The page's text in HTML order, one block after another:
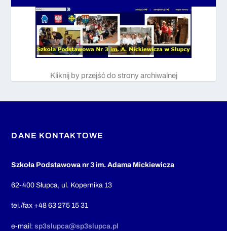
Kliknij by przejść do strony archiwalnej
DANE KONTAKTOWE
Szkoła Podstawowa nr 3 im. Adama Mickiewicza
62-400 Słupca, ul. Kopernika 13
tel./fax +48 63 275 15 31
e-mail:sp3slupca@sp3slupca.pl